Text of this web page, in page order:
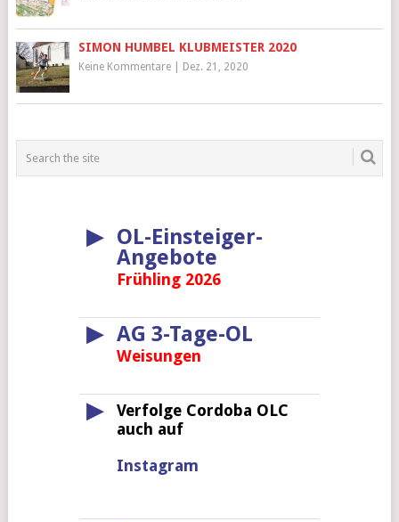
SIMON HUMBEL KLUBMEISTER 2020
Keine Kommentare| Dez. 21, 2020
▶
OL-Einsteiger-
Angebote
Frühling 2026
▶ AG 3-Tage-OL
Weisungen
▶
Verfolge Cordoba OLC
auch auf
Instagram